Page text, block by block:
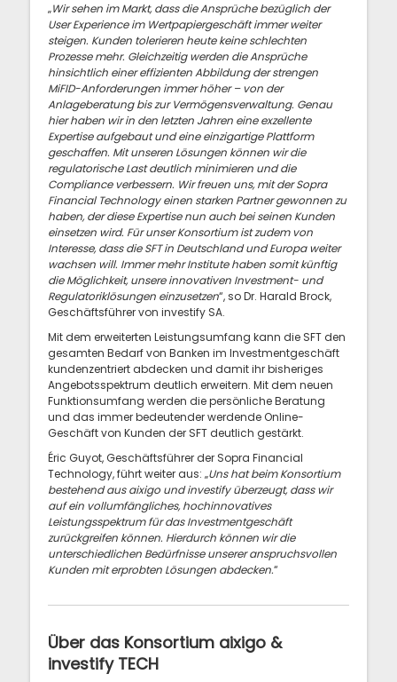
„Wir sehen im Markt, dass die Ansprüche bezüglich der
User Experience im Wertpapiergeschäft immer weiter
steigen. Kunden tolerieren heute keine schlechten
Prozesse mehr. Gleichzeitig werden die Ansprüche
hinsichtlich einer effizienten Abbildung der strengen
MiFID-Anforderungen immer höher – von der
Anlageberatung bis zur Vermögensverwaltung. Genau
hier haben wir in den letzten Jahren eine exzellente
Expertise aufgebaut und eine einzigartige Plattform
geschaffen. Mit unseren Lösungen können wir die
regulatorische Last deutlich minimieren und die
Compliance verbessern. Wir freuen uns, mit der Sopra
Financial Technology einen starken Partner gewonnen zu
haben, der diese Expertise nun auch bei seinen Kunden
einsetzen wird. Für unser Konsortium ist zudem von
Interesse, dass die SFT in Deutschland und Europa weiter
wachsen will. Immer mehr Institute haben somit künftig
die Möglichkeit, unsere innovativen Investment- und
Regulatoriklösungen einzusetzen“, so Dr. Harald Brock,
Geschäftsführer von investify SA.
Mit dem erweiterten Leistungsumfang kann die SFT den
gesamten Bedarf von Banken im Investmentgeschäft
kundenzentriert abdecken und damit ihr bisheriges
Angebotsspektrum deutlich erweitern. Mit dem neuen
Funktionsumfang werden die persönliche Beratung
und das immer bedeutender werdende Online-
Geschäft von Kunden der SFT deutlich gestärkt.
Éric Guyot, Geschäftsführer der Sopra Financial
Technology, führt weiter aus: „Uns hat beim Konsortium
bestehend aus aixigo und investify überzeugt, dass wir
auf ein vollumfängliches, hochinnovatives
Leistungsspektrum für das Investmentgeschäft
zurückgreifen können. Hierdurch können wir die
unterschiedlichen Bedürfnisse unserer anspruchsvollen
Kunden mit erprobten Lösungen abdecken.“
Über das Konsortium aixigo &
investify TECH